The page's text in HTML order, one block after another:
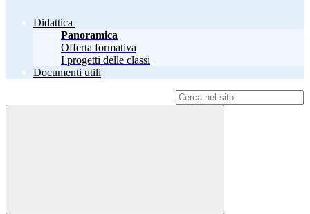
Didattica
Panoramica
Offerta formativa
I progetti delle classi
Documenti utili